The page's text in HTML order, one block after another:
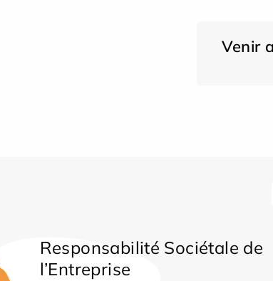
Venir
Responsabilité Sociétale de
l’Entreprise